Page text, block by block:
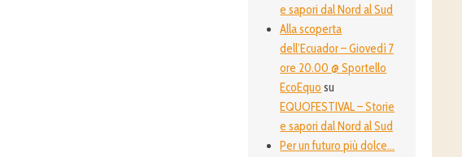
e sapori dal Nord al Sud
Alla scoperta
dell’Ecuador – Giovedì 7
ore 20.00 @ Sportello
EcoEquo su
EQUOFESTIVAL – Storie
e sapori dal Nord al Sud
Per un futuro più dolce…